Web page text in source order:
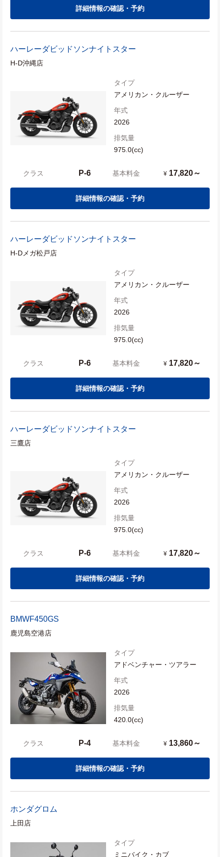
詳細情報の確認・予約
ハーレーダビッドソンナイトスター
H-D沖縄店
タイプ
アメリカン・クルーザー
年式
2026
排気量
975.0(cc)
クラス P-6 基本料金 ¥ 17,820～
詳細情報の確認・予約
ハーレーダビッドソンナイトスター
H-Dメガ松戸店
タイプ
アメリカン・クルーザー
年式
2026
排気量
975.0(cc)
クラス P-6 基本料金 ¥ 17,820～
詳細情報の確認・予約
ハーレーダビッドソンナイトスター
三鷹店
タイプ
アメリカン・クルーザー
年式
2026
排気量
975.0(cc)
クラス P-6 基本料金 ¥ 17,820～
詳細情報の確認・予約
BMWF450GS
鹿児島空港店
タイプ
アドベンチャー・ツアラー
年式
2026
排気量
420.0(cc)
クラス P-4 基本料金 ¥ 13,860～
詳細情報の確認・予約
ホンダグロム
上田店
タイプ
ミニバイク・カブ